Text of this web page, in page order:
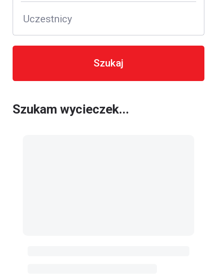
Uczestnicy
Szukaj
Szukam wycieczek...